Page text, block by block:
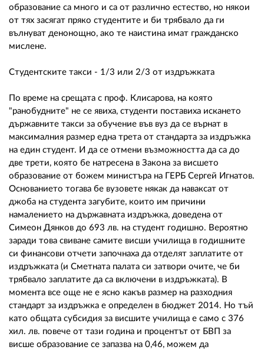
образование са много и са от различно естество, но някои
от тях засягат пряко студентите и би трябвало да ги
вълнуват денонощно, ако те наистина имат гражданско
мислене.
Студентските такси - 1/3 или 2/3 от издръжката
По време на срещата с проф. Клисарова, на която
"ранобудните" не се явиха, студенти поставиха искането
държавните такси за обучение във вуз да се върнат в
максималния размер една трета от стандарта за издръжка
на един студент. И да се отмени възможността да са до
две трети, която бе натресена в Закона за висшето
образование от божем министъра на ГЕРБ Сергей Игнатов.
Основанието тогава бе вузовете някак да наваксат от
джоба на студента загубите, които им причини
намалението на държавната издръжка, доведена от
Симеон Дянков до 693 лв. на студент годишно. Вероятно
заради това свиване самите висши училища в годишните
си финансови отчети започнаха да отделят заплатите от
издръжката (и Сметната палата си затвори очите, че би
трябвало заплатите да са включени в издръжката). В
момента все още не е ясно какъв размер на разходния
стандарт за издръжка е определен в бюджет 2014. Но тъй
като общата субсидия за висшите училища е само с 376
хил. лв. повече от тази година и процентът от БВП за
висше образование се запазва на 0,46, можем да